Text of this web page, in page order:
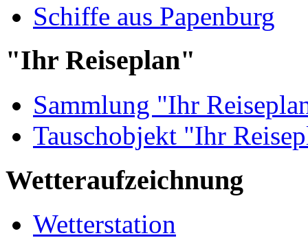
Schiffe aus Papenburg
"Ihr Reiseplan"
Sammlung "Ihr
Tauschobjekt "Ihr
Wetteraufzeichnung
Wetterstation